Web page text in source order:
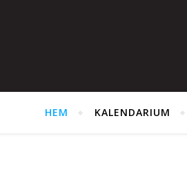
HEM KALENDARIUM